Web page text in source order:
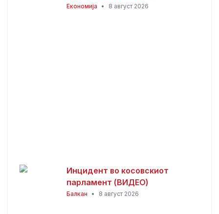
инвестициите стојат –
Економија • 8 август 2026
Инцидент во косовскиот
парламент (ВИДЕО)
Балкан • 8 август 2026